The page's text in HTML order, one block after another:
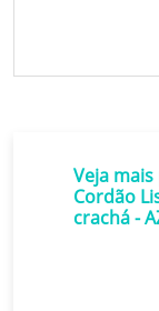
Veja
Cordão
crachá -